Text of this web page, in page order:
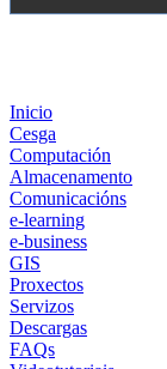
Inicio
Cesga
Computación
Almacenamento
Comunicacións
e-learning
e-business
GIS
Proxectos
Servizos
Descargas
FAQs